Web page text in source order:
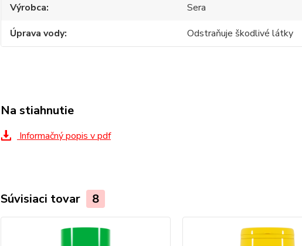
Výrobca
Sera
Úprava vody
Odstraňuje škodlivé látky
Na stiahnutie
Informačný popis v pdf
Súvisiaci tovar 8